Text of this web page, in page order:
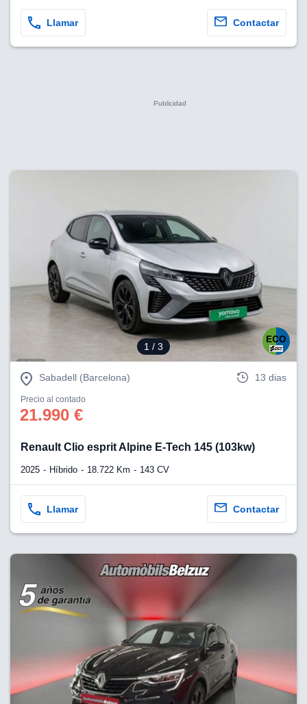
Llamar Contactar
1 / 3
Sabadell (Barcelona) 13 dias
Precio al contado
21.990 €
Renault Clio esprit Alpine E-Tech 145 (103kw)
2025 Híbrido 18.722 Km 143 CV
Llamar Contactar